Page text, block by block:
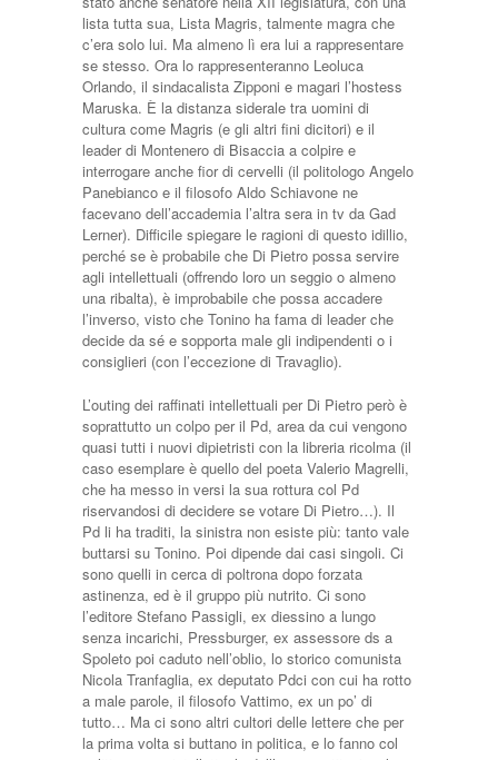
lista tutta sua, Lista Magris, talmente magra che
c’era solo lui. Ma almeno lì era lui a rappresentare
se stesso. Ora lo rappresenteranno Leoluca
Orlando, il sindacalista Zipponi e magari l’hostess
Maruska. È la distanza siderale tra uomini di
cultura come Magris (e gli altri fini dicitori) e il
leader di Montenero di Bisaccia a colpire e
interrogare anche fior di cervelli (il politologo Angelo
Panebianco e il filosofo Aldo Schiavone ne
facevano dell’accademia l’altra sera in tv da Gad
Lerner). Difficile spiegare le ragioni di questo idillio,
perché se è probabile che Di Pietro possa servire
agli intellettuali (offrendo loro un seggio o almeno
una ribalta), è improbabile che possa accadere
l’inverso, visto che Tonino ha fama di leader che
decide da sé e sopporta male gli indipendenti o i
consiglieri (con l’eccezione di Travaglio).
L’outing dei raffinati intellettuali per Di Pietro però è
soprattutto un colpo per il Pd, area da cui vengono
quasi tutti i nuovi dipietristi con la libreria ricolma (il
caso esemplare è quello del poeta Valerio Magrelli,
che ha messo in versi la sua rottura col Pd
riservandosi di decidere se votare Di Pietro…). Il
Pd li ha traditi, la sinistra non esiste più: tanto vale
buttarsi su Tonino. Poi dipende dai casi singoli. Ci
sono quelli in cerca di poltrona dopo forzata
astinenza, ed è il gruppo più nutrito. Ci sono
l’editore Stefano Passigli, ex diessino a lungo
senza incarichi, Pressburger, ex assessore ds a
Spoleto poi caduto nell’oblio, lo storico comunista
Nicola Tranfaglia, ex deputato Pdci con cui ha rotto
a male parole, il filosofo Vattimo, ex un po’ di
tutto… Ma ci sono altri cultori delle lettere che per
la prima volta si buttano in politica, e lo fanno col